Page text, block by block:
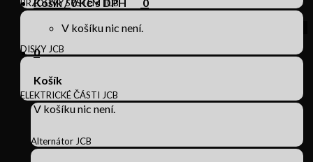
V košíku nic není.
0
Košík
V košíku nic není.
BRZDOVÝ SYSTÉM JCB
DISKY JCB
ELEKTRICKÉ ČÁSTI JCB
Alternátor JCB